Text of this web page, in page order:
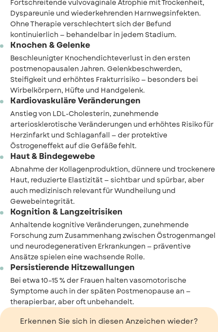
Fortschreitende vulvovaginale Atrophie mit Trockenheit,
Dyspareunie und wiederkehrenden Harnwegsinfekten.
Ohne Therapie verschlechtert sich der Befund
kontinuierlich — behandelbar in jedem Stadium.
Knochen & Gelenke
Beschleunigter Knochendichteverlust in den ersten
postmenopausalen Jahren. Gelenkbeschwerden,
Steifigkeit und erhöhtes Frakturrisiko — besonders bei
Wirbelkörpern, Hüfte und Handgelenk.
Kardiovaskuläre Veränderungen
Anstieg von LDL-Cholesterin, zunehmende
arteriosklerotische Veränderungen und erhöhtes Risiko für
Herzinfarkt und Schlaganfall — der protektive
Östrogeneffekt auf die Gefäße fehlt.
Haut & Bindegewebe
Abnahme der Kollagenproduktion, dünnere und trockenere
Haut, reduzierte Elastizität — sichtbar und spürbar, aber
auch medizinisch relevant für Wundheilung und
Gewebeintegrität.
Kognition & Langzeitrisiken
Anhaltende kognitive Veränderungen, zunehmende
Forschung zum Zusammenhang zwischen Östrogenmangel
und neurodegenerativen Erkrankungen — präventive
Ansätze spielen eine wachsende Rolle.
Persistierende Hitzewallungen
Bei etwa 10–15 % der Frauen halten vasomotorische
Symptome auch in der späten Postmenopause an —
therapierbar, aber oft unbehandelt.
Erkennen Sie sich in diesen Anzeichen wieder?